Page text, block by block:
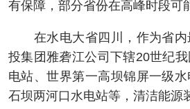
有保障，部分省份在高峰时段可
在水电大省四川，作为省内
投集团雅砻江公司下辖20世纪
电站、世界第一高坝锦屏一级
石坝两河口水电站等，清洁能源